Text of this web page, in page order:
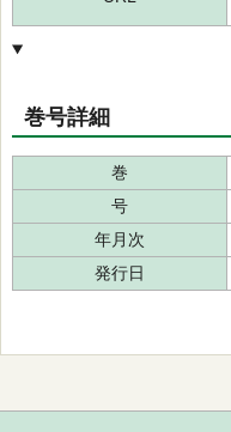
巻号詳細
巻
号
年月次
発行日